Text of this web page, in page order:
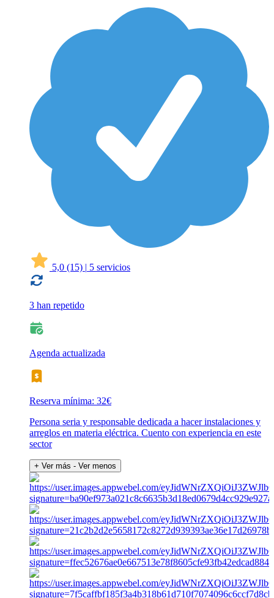
5,0 (15) | 5 servicios
3 han repetido
Agenda actualizada
Reserva mínima: 32€
Persona seria y responsable dedicada a hacer instalaciones y
arreglos en materia eléctrica. Cuento con experiencia en este
sector
+ Ver más - Ver menos